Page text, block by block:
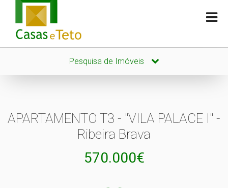
Pesquisa de Imóveis
APARTAMENTO T3 - "VILA PALACE I" -
Ribeira Brava
570.000€